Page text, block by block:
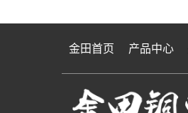
金田首页 产品中心